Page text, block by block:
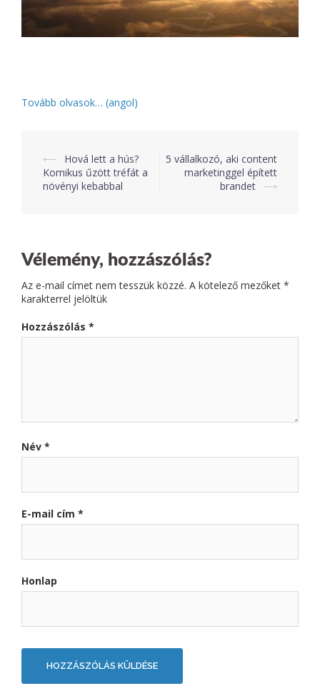
Tovább olvasok… (angol)
Post
navigation
⟵
Hová lett a hús?
Komikus űzött tréfát a
növényi kebabbal
5 vállalkozó, aki content
marketinggel épített
brandet ⟶
Vélemény, hozzászólás?
Az e-mail címet nem tesszük közzé. A kötelező mezőket *
karakterrel jelöltük
Hozzászólás *
Név *
E-mail cím *
Honlap